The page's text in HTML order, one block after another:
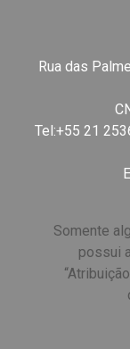
Rua das
Tel:+55 21
Somente
possui